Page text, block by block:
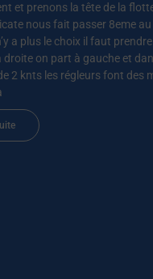
et prenons la tête de la
nous fait passer 8eme au
a plus le choix il faut
on part à gauche et
2 knts les régleurs font des